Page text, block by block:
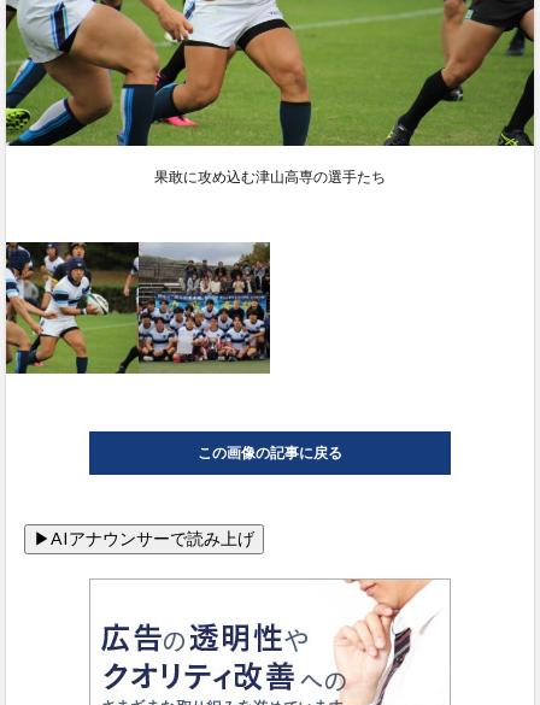
果敢に攻め込む津山高専の選手たち
この画像の記事に戻る